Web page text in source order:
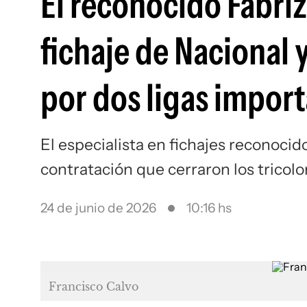
fichaje de Nacional
por dos ligas
El especialista en fichajes
contratación que cerraron los
24 de junio de 2026 10:16 hs
Francisco Calvo